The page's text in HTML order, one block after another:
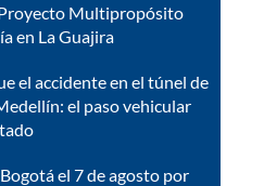
Multipropósito
en La Guajira
el accidente en el túnel de
el paso vehicular
el 7 de agosto por